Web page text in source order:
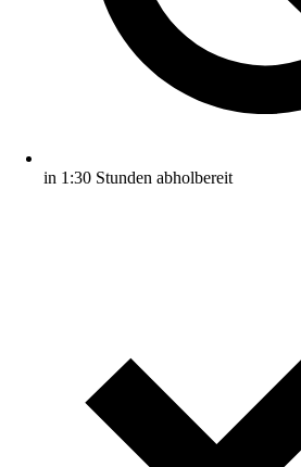
in 1:30 Stunden abholbereit